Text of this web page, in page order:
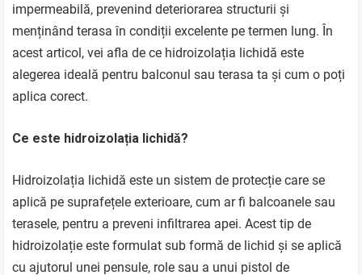
impermeabilă, prevenind deteriorarea structurii și
menținând terasa în condiții excelente pe termen lung. În
acest articol, vei afla de ce hidroizolația lichidă este
alegerea ideală pentru balconul sau terasa ta și cum o poți
aplica corect.
Ce este hidroizolația lichidă?
Hidroizolația lichidă este un sistem de protecție care se
aplică pe suprafețele exterioare, cum ar fi balcoanele sau
terasele, pentru a preveni infiltrarea apei. Acest tip de
hidroizolație este formulat sub formă de lichid și se aplică
cu ajutorul unei pensule, role sau a unui pistol de